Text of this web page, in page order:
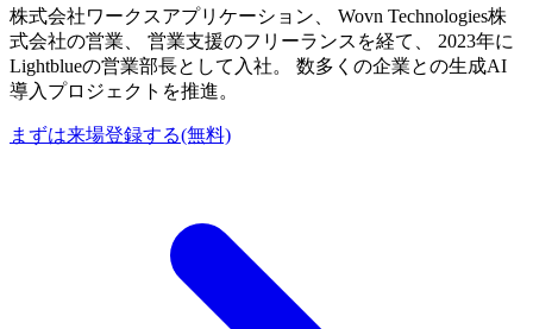
株式会社ワークスアプリケーション、 Wovn Technologies株
式会社の営業、 営業支援のフリーランスを経て、 2023年に
Lightblueの営業部長として入社。 数多くの企業との生成AI
導入プロジェクトを推進。
まずは来場登録する(無料)